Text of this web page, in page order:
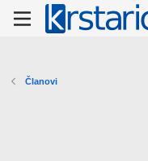
Članovi